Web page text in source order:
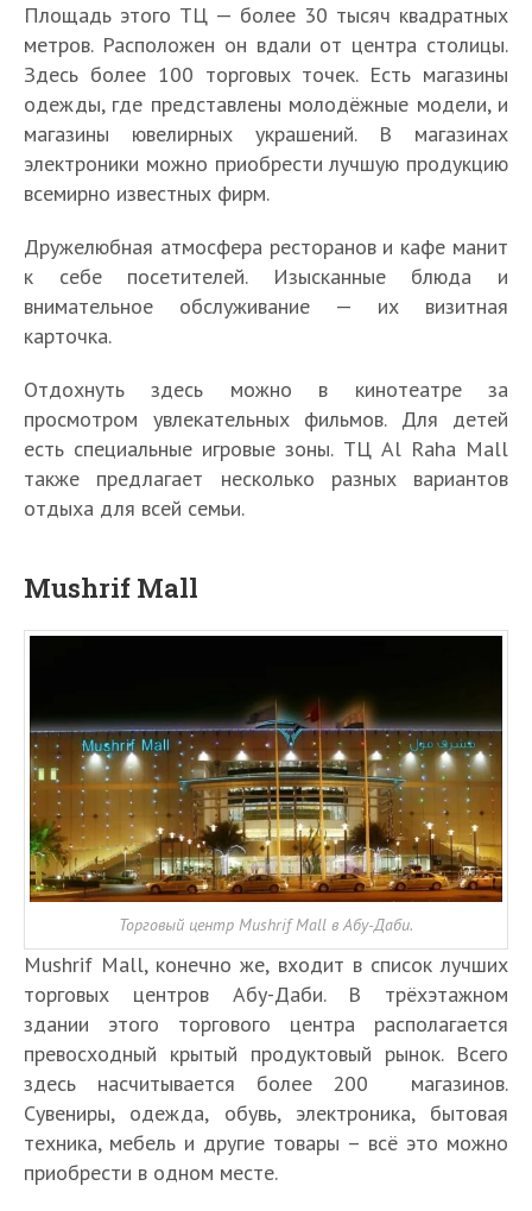
Площадь этого ТЦ — более 30 тысяч квадратных
метров. Расположен он вдали от центра столицы.
Здесь более 100 торговых точек. Есть магазины
одежды, где представлены молодёжные модели, и
магазины ювелирных украшений. В магазинах
электроники можно приобрести лучшую продукцию
всемирно известных фирм.
Дружелюбная атмосфера ресторанов и кафе манит
к себе посетителей. Изысканные блюда и
внимательное обслуживание — их визитная
карточка.
Отдохнуть здесь можно в кинотеатре за
просмотром увлекательных фильмов. Для детей
есть специальные игровые зоны. ТЦ Al Raha Mall
также предлагает несколько разных вариантов
отдыха для всей семьи.
Mushrif Mall
Торговый центр Mushrif Mall в Абу-Даби.
Mushrif Mall, конечно же, входит в список лучших
торговых центров Абу-Даби. В трёхэтажном
здании этого торгового центра располагается
превосходный крытый продуктовый рынок. Всего
здесь насчитывается более 200 магазинов.
Сувениры, одежда, обувь, электроника, бытовая
техника, мебель и другие товары – всё это можно
приобрести в одном месте.